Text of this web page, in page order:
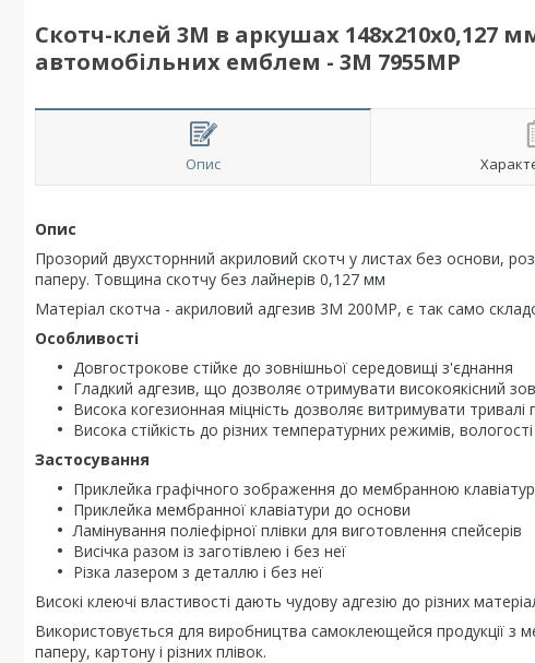
Скотч-клей 3М в аркушах 148х210х0,127
автомобільних емблем - 3M 7955MP
Опис
Опис
Прозорий двухсторнний акриловий скотч у листах без основи,
паперу. Товщина скотчу без лайнерів 0,127 мм
Матеріал скотча - акриловий адгезив 3M 200MP, є так само
Особливості
Довгострокове стійке до зовнішньої середовищі з'єднання
Гладкий адгезив, що дозволяє отримувати високоякісний
Висока когезионная міцність дозволяє витримувати
Висока стійкість до різних температурних режимів, вологості і
Застосування
Приклейка графічного зображення до мембранною
Приклейка мембранної клавіатури до основи
Ламінування поліефірної плівки для виготовлення спейсерів
Висічка разом із заготівлею і без неї
Різка лазером з деталлю і без неї
Високі клеючі властивості дають чудову адгезію до різних
Використовується для виробництва самоклеющейся продукції з
паперу, картону і різних плівок.